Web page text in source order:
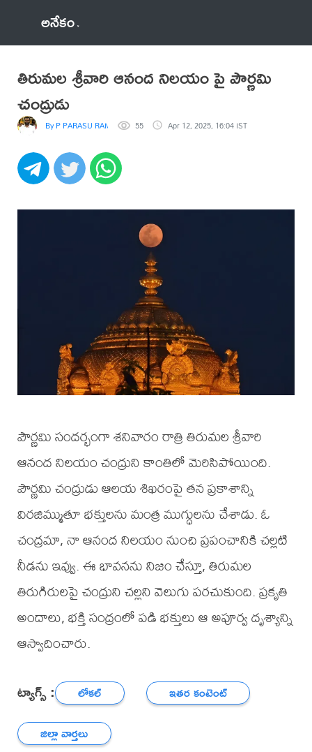
అనేకం
తిరుమల శ్రీవారి ఆనంద నిలయం పై పౌర్ణమి
చంద్రుడు
By P PARASU RAM 55 Apr 12, 2025, 16:04 IST
పౌర్ణమి సందర్భంగా శనివారం రాత్రి తిరుమల శ్రీవారి
ఆనంద నిలయం చంద్రుని కాంతిలో మెరిసిపోయింది.
పౌర్ణమి చంద్రుడు ఆలయ శిఖరంపై తన ప్రకాశాన్ని
విరజిమ్ముతూ భక్తులను మంత్ర ముగ్ధులను చేశాడు. ఓ
చంద్రమా, నా ఆనంద నిలయం నుంచి ప్రపంచానికి చల్లటి
నీడను ఇవ్వు. ఈ భావనను నిజం చేస్తూ, తిరుమల
తిరుగిరులపై చంద్రుని చల్లని వెలుగు పరచుకుంది. ప్రకృతి
అందాలు, భక్తి సంద్రంలో పడి భక్తులు ఆ అపూర్వ దృశ్యాన్ని
ఆస్వాదించారు.
ట్యాగ్స్ : లోకల్
ఇతర కంటెంట్
జిల్లా వార్తలు